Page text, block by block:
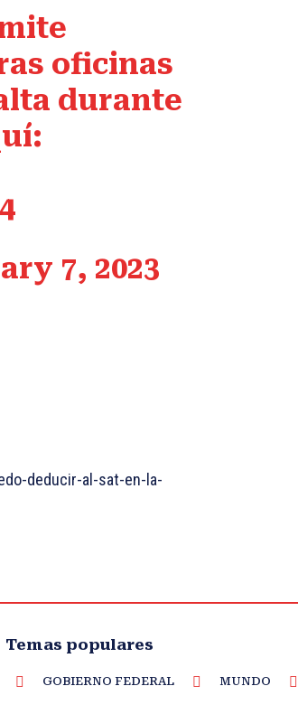
oficinas
durante
7, 2023
deducir-al-sat-en-la-
Temas populares
GOBIERNO FEDERAL MUNDO